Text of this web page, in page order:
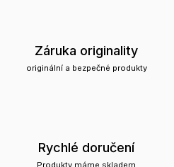
Záruka originality
originální a bezpečné produkty
Rychlé doručení
Produkty máme skladem